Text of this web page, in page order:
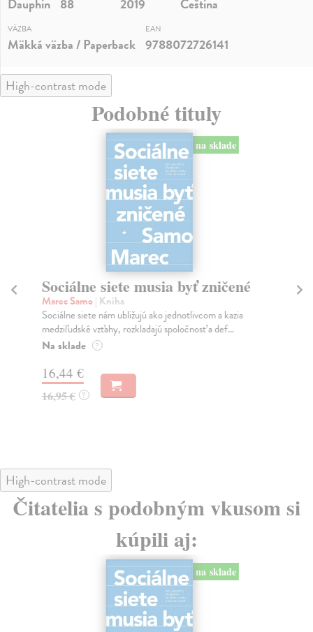
VÄZBA
Mäkká väzba / Paperback
EAN
9788072726141
High-contrast mode
Podobné tituly
na sklade
Sociálne siete musia byť zničené
Marec Samo| Kniha
Sociálne siete nám ubližujú ako jednotlivcom a kazia
medziľudské vzťahy, rozkladajú spoločnosť a def...
Na sklade ?
16,44 €
16,95 € ?
High-contrast mode
Čitatelia s podobným vkusom si
kúpili aj:
na sklade